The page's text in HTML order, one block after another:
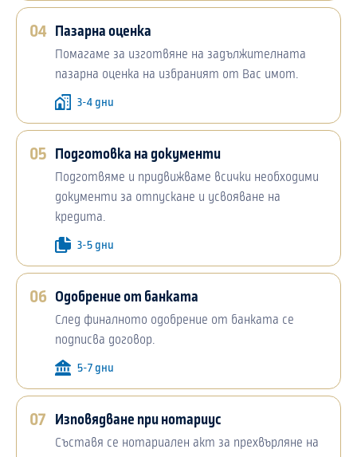
04 Пазарна оценка
Помагаме за изготвяне на задължителната
пазарна оценка на избраният от Вас имот.
3-4 дни
05 Подготовка на документи
Подготвяме и придвижваме всички необходими
документи за отпускане и усвояване на
кредита.
3-5 дни
06 Одобрение от банката
След финалното одобрение от банката се
подписва договор.
5-7 дни
07 Изповядване при нотариус
Съставя се нотариален акт за прехвърляне на